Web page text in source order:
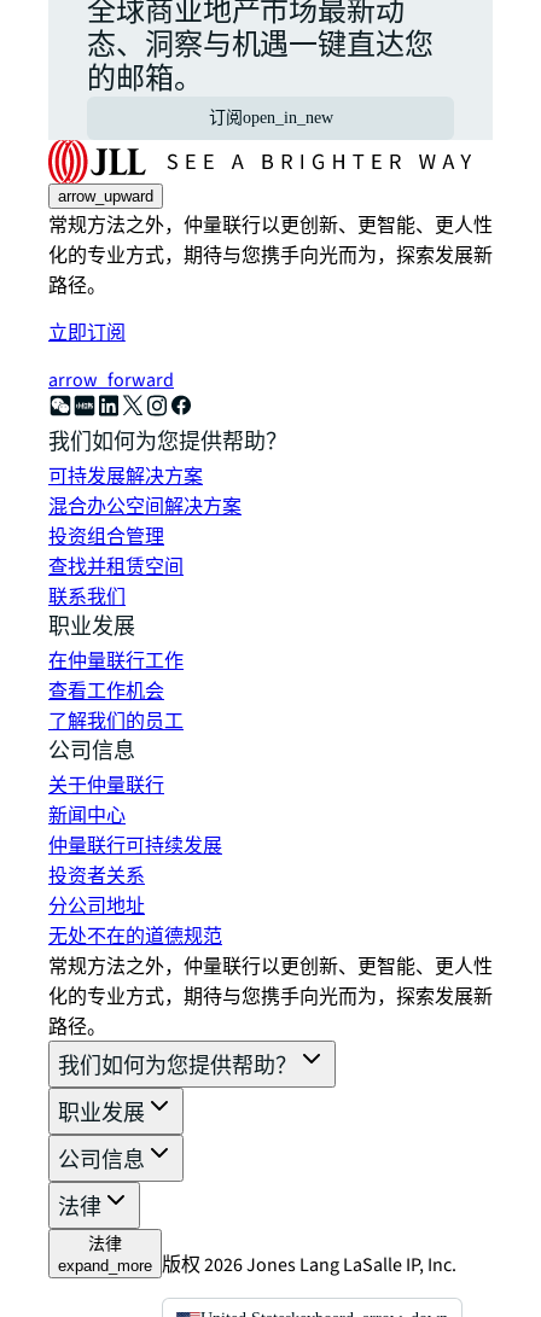
全球商业地产市场最新动
态、洞察与机遇一键直达您
的邮箱。
订阅 open_in_new
arrow_upward
常规方法之外，仲量联行以更创新、更智能、更人性
化的专业方式，期待与您携手向光而为，探索发展新
路径。
立即订阅
arrow_forward
我们如何为您提供帮助？
可持发展解决方案
混合办公空间解决方案
投资组合管理
查找并租赁空间
联系我们
职业发展
在仲量联行工作
查看工作机会
了解我们的员工
公司信息
关于仲量联行
新闻中心
仲量联行可持续发展
投资者关系
分公司地址
无处不在的道德规范
常规方法之外，仲量联行以更创新、更智能、更人性
化的专业方式，期待与您携手向光而为，探索发展新
路径。
我们如何为您提供帮助？
职业发展
公司信息
法律
法律
expand_more 版权 2026 Jones Lang LaSalle IP, Inc.